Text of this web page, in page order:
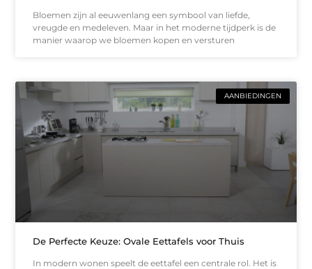
Bloemen zijn al eeuwenlang een symbool van liefde,
vreugde en medeleven. Maar in het moderne tijdperk is de
manier waarop we bloemen kopen en versturen
AANBIEDINGEN
De Perfecte Keuze: Ovale Eettafels voor Thuis
In modern wonen speelt de eettafel een centrale rol. Het is